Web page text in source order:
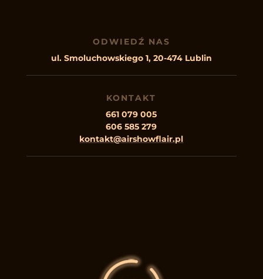
ODWIEDŹ NAS
ul. Smoluchowskiego 1, 20-474 Lublin
KONTAKT
661 079 005
606 585 279
kontakt@airshowflair.pl